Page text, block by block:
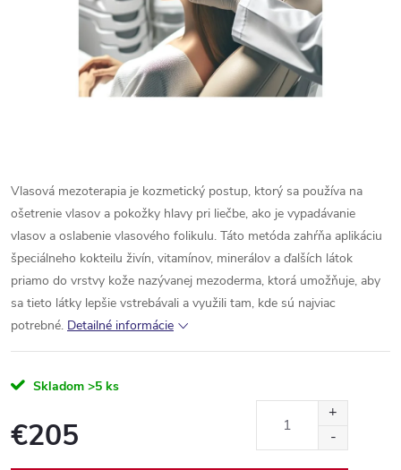
Vlasová mezoterapia je kozmetický postup, ktorý sa používa na
ošetrenie vlasov a pokožky hlavy pri liečbe, ako je vypadávanie
vlasov a oslabenie vlasového folikulu. Táto metóda zahŕňa aplikáciu
špeciálneho kokteilu živín, vitamínov, minerálov a ďalších látok
priamo do vrstvy kože nazývanej mezoderma, ktorá umožňuje, aby
sa tieto látky lepšie vstrebávali a využili tam, kde sú najviac
potrebné. Detailné informácie
Skladom >5 ks
€205